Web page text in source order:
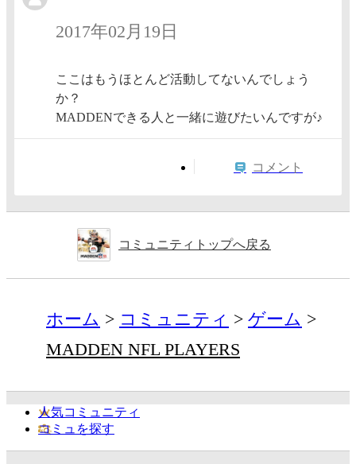
2017年02月19日
ここはもうほとんど活動してないんでしょう
か？
MADDENできる人と一緒に遊びたいんですが♪
コメント
コミュニティトップへ戻る
ホーム コミュニティ
ゲーム
MADDEN NFL PLAYERS
人気コミュニティ
コミュを探す